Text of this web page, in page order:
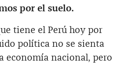
por el suelo.
tiene el Perú hoy por
política no se sienta
economía nacional, pero